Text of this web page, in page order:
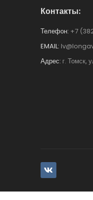
Контакты:
Телефон: +7
EMAIL:
Адрес: г. Томск,